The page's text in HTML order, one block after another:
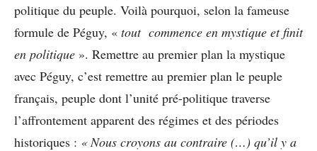
politique du peuple. Voilà pourquoi, selon la fameuse
formule de Péguy, « tout commence en mystique et finit
en politique ». Remettre au premier plan la mystique
avec Péguy, c’est remettre au premier plan le peuple
français, peuple dont l’unité pré-politique traverse
l’affrontement apparent des régimes et des périodes
historiques : « Nous croyons au contraire (…) qu’il y a